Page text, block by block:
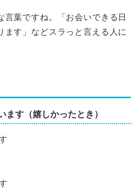
言葉ですね。「お会いできる日
ます」などスラっと言える人に
ます（嬉しかったとき）